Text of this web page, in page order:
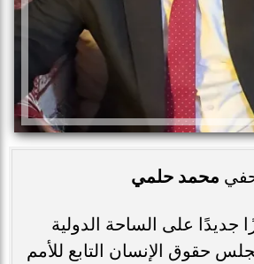
محمد حلمي
على الساحة الدولية
حقوق الإنسان التابع للأمم